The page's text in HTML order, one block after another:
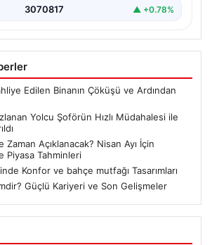
3070817 ▲ +0.78%
Edilen Binanın Çöküşü ve Ardından
Yolcu Şoförün Hızlı Müdahalesi ile
Zaman Açıklanacak? Nisan Ayı İçin
Piyasa Tahminleri
Konfor ve bahçe mutfağı Tasarımları
Güçlü Kariyeri ve Son Gelişmeler